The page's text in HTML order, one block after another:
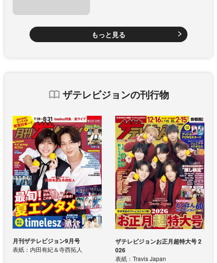
もっと見る
ザテレビジョンの刊行物
月刊ザテレビジョン9月号
表紙：内田有紀＆寺西拓人
ザテレビジョンお正月超特大号 2
026
表紙：Travis Japan